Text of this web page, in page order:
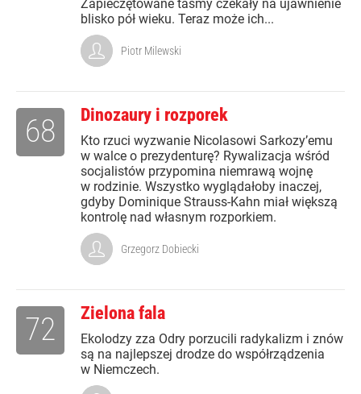
Zapieczętowane taśmy czekały na ujawnienie
blisko pół wieku. Teraz może ich...
Piotr Milewski
Dinozaury i rozporek
Kto rzuci wyzwanie Nicolasowi Sarkozy’emu
w walce o prezydenturę? Rywalizacja wśród
socjalistów przypomina niemrawą wojnę
w rodzinie. Wszystko wyglądałoby inaczej,
gdyby Dominique Strauss-Kahn miał większą
kontrolę nad własnym rozporkiem.
68
Grzegorz Dobiecki
Zielona fala
Ekolodzy zza Odry porzucili radykalizm i znów
są na najlepszej drodze do współrządzenia
w Niemczech.
72